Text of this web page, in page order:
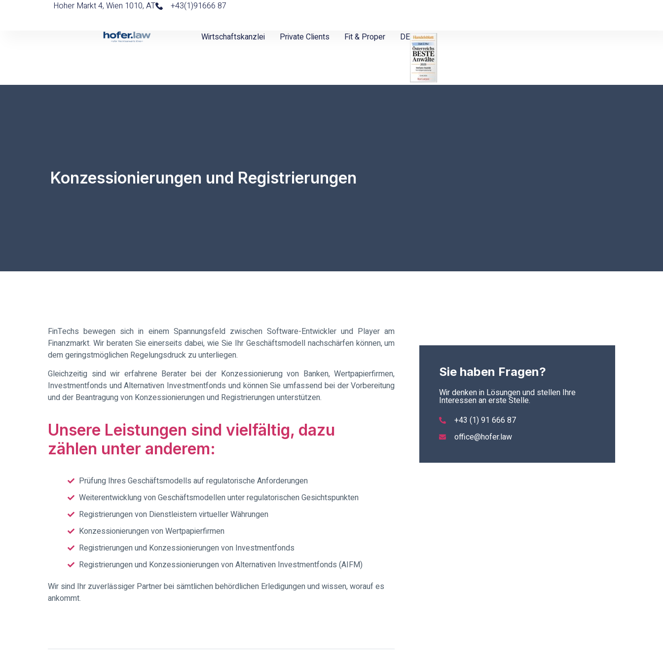
Hoher Markt 4, Wien 1010, AT +43(1)91666 87
Wirtschaftskanzlei Private Clients Fit & Proper DE
Konzessionierungen und Registrierungen
FinTechs bewegen sich in einem Spannungsfeld zwischen Software-Entwickler und Player am
Finanzmarkt. Wir beraten Sie einerseits dabei, wie Sie Ihr Geschäftsmodell nachschärfen können, um
dem geringstmöglichen Regelungsdruck zu unterliegen.
Gleichzeitig sind wir erfahrene Berater bei der Konzessionierung von Banken, Wertpapierfirmen,
Investmentfonds und Alternativen Investmentfonds und können Sie umfassend bei der Vorbereitung
und der Beantragung von Konzessionierungen und Registrierungen unterstützen.
Unsere Leistungen sind vielfältig, dazu
zählen unter anderem:
Prüfung Ihres Geschäftsmodells auf regulatorische Anforderungen
Weiterentwicklung von Geschäftsmodellen unter regulatorischen Gesichtspunkten
Registrierungen von Dienstleistern virtueller Währungen
Konzessionierungen von Wertpapierfirmen
Registrierungen und Konzessionierungen von Investmentfonds
Registrierungen und Konzessionierungen von Alternativen Investmentfonds (AIFM)
Wir sind Ihr zuverlässiger Partner bei sämtlichen behördlichen Erledigungen und wissen, worauf es
ankommt.
Sie haben Fragen?
Wir denken in Lösungen und stellen Ihre
Interessen an erste Stelle.
+43 (1) 91 666 87
office@hofer.law